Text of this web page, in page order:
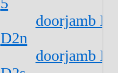
doorjamb
D2n
doorjamb